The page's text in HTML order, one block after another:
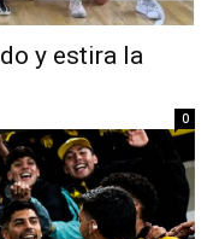
y estira la
0